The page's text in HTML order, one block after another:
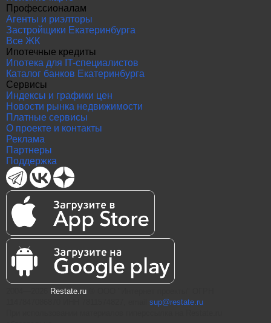
Профессионалам
Агенты и риэлторы
Застройщики Екатеринбурга
Все ЖК
Ипотечные кредиты
Ипотека для IT-специалистов
Каталог банков Екатеринбурга
Сервисы
Индексы и графики цен
Новости рынка недвижимости
Платные сервисы
О проекте и контакты
Реклама
Партнеры
Поддержка
Restate.ru
sup@restate.ru